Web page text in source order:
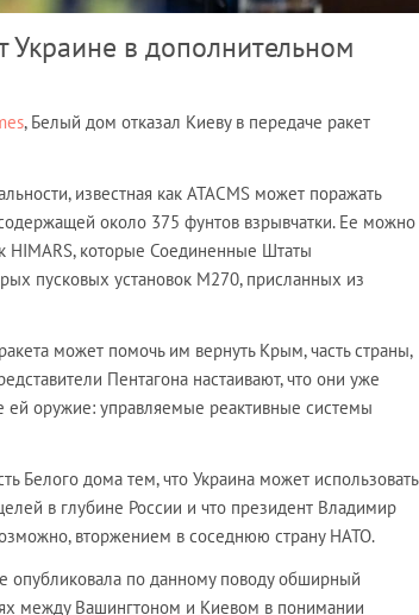
Украине в дополнительном
, Белый дом отказал Киеву в передаче ракет
известная как ATACMS может поражать
около 375 фунтов взрывчатки. Ее можно
HIMARS, которые Соединенные Штаты
пусковых установок M270, присланных из
может помочь им вернуть Крым, часть страны,
Пентагона настаивают, что они уже
оружие: управляемые реактивные системы
Белого дома тем, что Украина может использовать
в глубине России и что президент Владимир
вторжением в соседнюю страну НАТО.
опубликовала по данному поводу обширный
между Вашингтоном и Киевом в понимании